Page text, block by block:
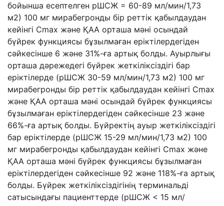
бойынша есептелген рШСЖ = 60-89 мл/мин/1,73
м2) 100 мг мирабегронды бір реттік қабылдаудан
кейінгі Cmax және ҚАА орташа мәні осындай
бүйрек функциясы бұзылмаған еріктілердегіден
сәйкесінше 6 және 31%-ға артық болды. Ауырлығы
орташа дәрежедегі бүйрек жеткіліксіздігі бар
еріктілерде (рШСЖ 30-59 мл/мин/1,73 м2) 100 мг
мирабегронды бір реттік қабылдаудан кейінгі Cmax
және ҚАА орташа мәні осындай бүйрек функциясы
бұзылмаған еріктілердегіден сәйкесінше 23 және
66%-ға артық болды. Бүйректің ауыр жеткіліксіздігі
бар еріктілерде (рШСЖ 15-29 мл/мин/1,73 м2) 100
мг мирабегронды қабылдаудан кейінгі Cmax және
ҚАА орташа мәні бүйрек функциясы бұзылмаған
еріктілердегіден сәйкесінше 92 және 118%-ға артық
болды. Бүйрек жеткіліксіздігінің терминальді
сатысындағы пациенттерде (рШСЖ < 15 мл/